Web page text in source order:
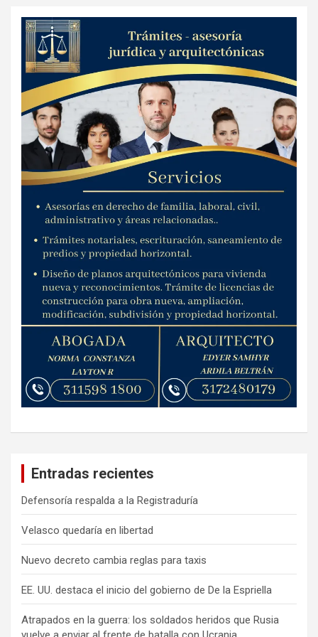
Entradas recientes
Defensoría respalda a la Registraduría
Velasco quedaría en libertad
Nuevo decreto cambia reglas para taxis
EE. UU. destaca el inicio del gobierno de De la Espriella
Atrapados en la guerra: los soldados heridos que Rusia